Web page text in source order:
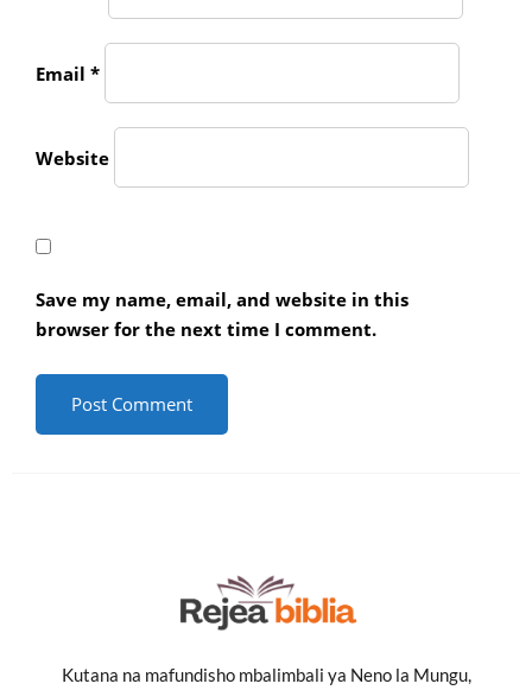
Email *
Website
Save my name, email, and website in this
browser for the next time I comment.
Kutana na mafundisho mbalimbali ya Neno la Mungu,